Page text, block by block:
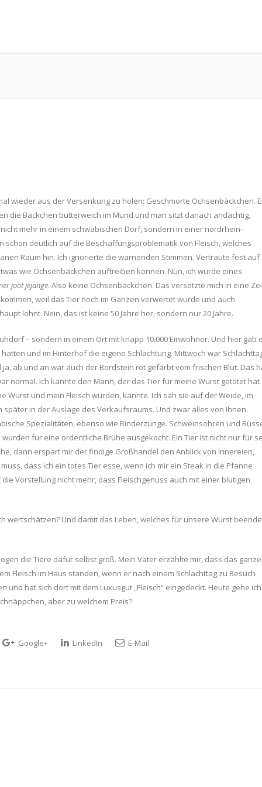
wieder aus der Versenkung zu holen: Geschmorte Ochsenbäckchen.
die Bäckchen butterweich im Mund und man sitzt danach andächtig,
mehr in einem schwäbischen Dorf, sondern in einer nordrhein-
deutlich auf die Beschaffungsproblematik von Fleisch, welches
Raum hin. Ich ignorierte die warnenden Stimmen. Vertraute fest auf
wie Ochsenbäckchen auftreiben können. Nun, ich wurde eines
joot jejange. Also keine Ochsenbäckchen. Das versetzte mich in eine
weil das Tier noch im Ganzen verwertet wurde und auch
lohnt. Nein, das ist keine 50 Jahre her, sondern nur 20 Jahre.
– sondern in einem Ort mit knapp 10.000 Einwohner. Und hier gab
und im Hinterhof die eigene Schlachtung. Mittwoch war
ab und an war auch der Bordstein rot gefärbt vom frischen Blut. Das
normal. Ich kannte den Mann, der das Tier für meine Wurst getötet hat
Wurst und mein Fleisch wurden, kannte. Ich sah sie auf der Weide, im
in der Auslage des Verkaufsraums. Und zwar alles von Ihnen.
Spezialitäten, ebenso wie Rinderzunge. Schweinsohren und
für eine ordentliche Brühe ausgekocht. Ein Tier ist nicht nur für
dann erspart mir der findige Großhandel den Anblick von Innereien,
dass ich ein totes Tier esse, wenn ich mir ein Steak in die Pfanne
Vorstellung nicht mehr, dass Fleischgenuss auch mit einer blutigen
wertschätzen? Und damit das Leben, welches für unsere Wurst
die Tiere dafür selbst groß. Mein Vater erzählte mir, dass das ganze
Fleisch im Haus standen, wenn er nach einem Schlachttag zu Besuch
hat sich dort mit dem Luxusgut „Fleisch“ eingedeckt. Heute gehe
aber zu welchem Preis?
Google+ LinkedIn E-Mail